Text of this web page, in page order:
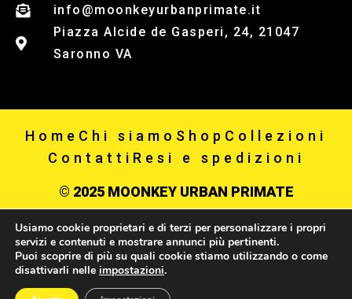
info@moonkeyurbanprimate.it
Piazza Alcide de Gasperi, 24, 21047
Saronno VA
Home Chi siamo Shop Collezioni
Contatti Resi e spedizioni
© 2025 MOONKEY URBAN PRIMATE
Privacy policy
P IVA 03867650123
Usiamo cookie proprietari e di terzi per personalizzare i propri
servizi e contenuti e mostrare annunci più pertinenti.
Puoi scoprire di più su quali cookie stiamo utilizzando o come
disattivarli nelle impostazioni.